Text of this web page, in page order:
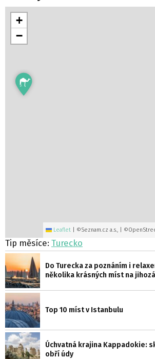
+
−
Leaflet ©Seznam.cz a.s., |
Tip měsíce: Turecko
Do Turecka za poznáním i
několika krásných míst na
Top 10 míst v Istanbulu
Úchvatná krajina Kappadokie:
obří údy